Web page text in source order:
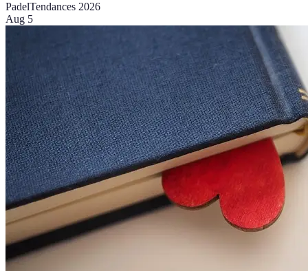
PadelTendances 2026
Aug 5